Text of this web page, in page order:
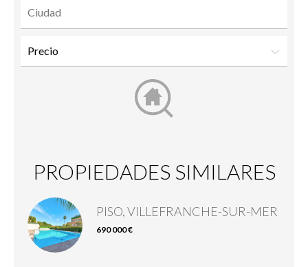
PROPIEDADES SIMILARES
PISO, VILLEFRANCHE-SUR-MER
690 000 €